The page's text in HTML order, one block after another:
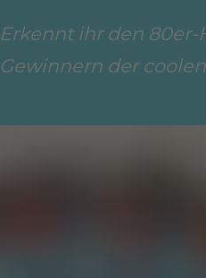
Erkennt ihr den 80er-
Gewinnern der